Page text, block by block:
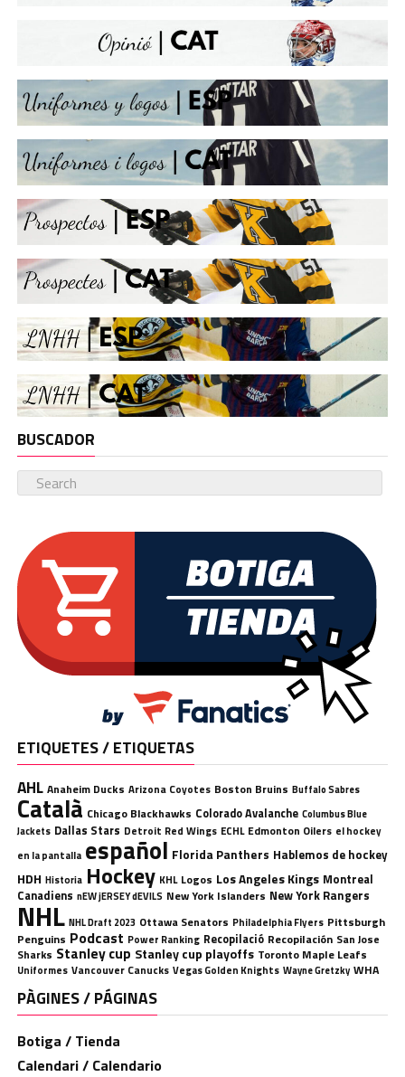
BUSCADOR
ETIQUETES / ETIQUETAS
AHL Anaheim Ducks Arizona Coyotes Boston Bruins Buffalo Sabres
Català Chicago Blackhawks Colorado Avalanche Columbus Blue
Jackets Dallas Stars Detroit Red Wings ECHL Edmonton Oilers el hockey
en la pantalla español Florida Panthers Hablemos de hockey
HDH Historia Hockey KHL Logos Los Angeles Kings Montreal
Canadiens nEW jERSEY dEVILS New York Islanders New York Rangers
NHL NHL Draft 2023 Ottawa Senators Philadelphia Flyers Pittsburgh
Penguins Podcast Power Ranking Recopilació Recopilación San Jose
Sharks Stanley cup Stanley cup playoffs Toronto Maple Leafs
Uniformes Vancouver Canucks Vegas Golden Knights Wayne Gretzky WHA
PÀGINES / PÁGINAS
Botiga / Tienda
Calendari / Calendario